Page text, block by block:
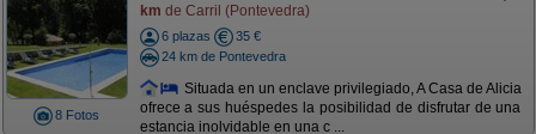
8 Fotos
km de Carril (Pontevedra)
6 plazas
35 €
24 km de Pontevedra
Situada en un enclave privilegiado, A Casa de Alicia
ofrece a sus huéspedes la posibilidad de disfrutar de una
estancia inolvidable en una c ...